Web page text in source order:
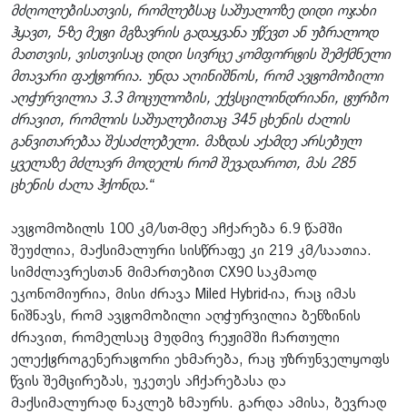
მძღოლებისათვის, რომლებსაც საშუალოზე დიდი ოჯახი
ჰყავთ, 5-ზე მეტი მგზავრის გადაყვანა უწევთ ან უბრალოდ
მათთვის, ვისთვისაც დიდი სივრცე კომფორტის შემქმნელი
მთავარი ფაქტორია. უნდა აღინიშნოს, რომ ავტომობილი
აღჭურვილია 3.3 მოცულობის, ექვსცილინდრიანი, ტურბო
ძრავით, რომლის საშუალებითაც 345 ცხენის ძალის
განვითარებაა შესაძლებელი. მაზდას აქამდე არსებულ
ყველაზე მძლავრ მოდელს რომ შევადაროთ, მას 285
ცხენის ძალა ჰქონდა.“
ავტომობილს 100 კმ/სთ-მდე აჩქარება 6.9 წამში
შეუძლია, მაქსიმალური სისწრაფე კი 219 კმ/საათია.
სიმძლავრესთან მიმართებით CX90 საკმაოდ
ეკონომიურია, მისი ძრავა Miled Hybrid-ია, რაც იმას
ნიშნავს, რომ ავტომობილი აღჭურვილია ბენზინის
ძრავით, რომელსაც მუდმივ რეჟიმში ჩართული
ელექტროგენერატორი ეხმარება, რაც უზრუნველყოფს
წვის შემცირებას, უკეთეს აჩქარებასა და
მაქსიმალურად ნაკლებ ხმაურს. გარდა ამისა, ბევრად